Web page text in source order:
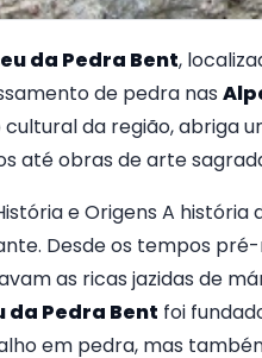
da Pedra Bent,
de pedra nas
da região, abriga
até obras de arte
e Origens A história
Desde os tempos
as ricas jazidas de
da Pedra Bent foi
em pedra, mas